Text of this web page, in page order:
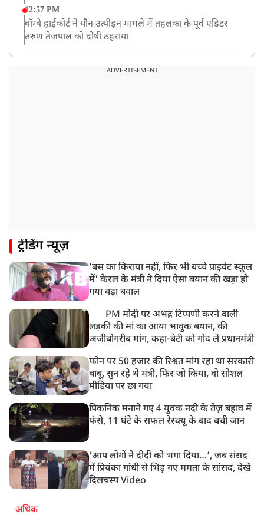
12:57 PM
बॉम्बे हाईकोर्ट ने यौन उत्पीड़न मामले में तहलका के पूर्व एडिटर
तरुण तेजपाल को दोषी ठहराया
माफिया अतीक अहमद के छोटे बेटे अबान की एक्सीडेंट में मौत
पाकिस्तान के कब्जे वाले जम्मू और कश्मीर (PoJK) में हिंसा को
8:50 AM
बसपा के इकलौते विधायक उमाशंकर सिंह का देर रात निधन,
आज बलिया में होगा अंतिम संस्कार
ADVERTISEMENT
ट्रेंडिंग न्यूज़
'बस का किराया नहीं, फिर भी बच्चे प्राइवेट स्कूल
में' केरल के मंत्री ने दिया ऐसा बयान की खड़ा हो
गया बड़ा बवाल
PM मोदी पर अभद्र टिप्पणी करने वाली
लड़की की मां का आया भावुक बयान, की
अजीबोगरीब मांग, कहा-बेटी को गोद लें प्रधानमंत्री
फोन पर 50 हजार की रिश्वत मांग रहा था सरकारी
बाबू, सुन रहे थे मंत्री, फिर जो किया, वो सोशल
मीडिया पर छा गया
पिकनिक मनाने गए 4 युवक नदी के तेज़ बहाव में
फंसे, 11 घंटे के सफल रेस्क्यू के बाद बची जान
‘आप लोगों ने दीदी को भगा दिया…’, जब संसद
में प्रियंका गांधी से भिड़ गए ममता के सांसद, देखें
दिलचस्प Video
अधिक